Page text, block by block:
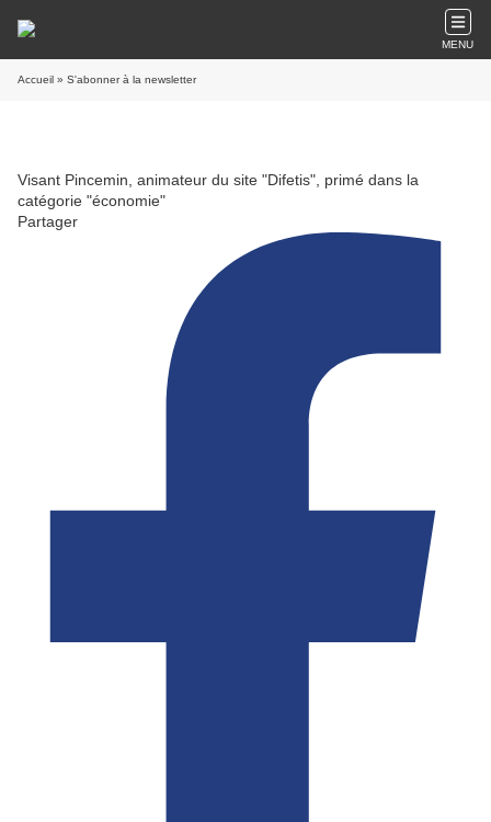
MENU
Accueil » S'abonner à la newsletter
Visant Pincemin, animateur du site "Difetis", primé dans la
catégorie "économie"
Partager